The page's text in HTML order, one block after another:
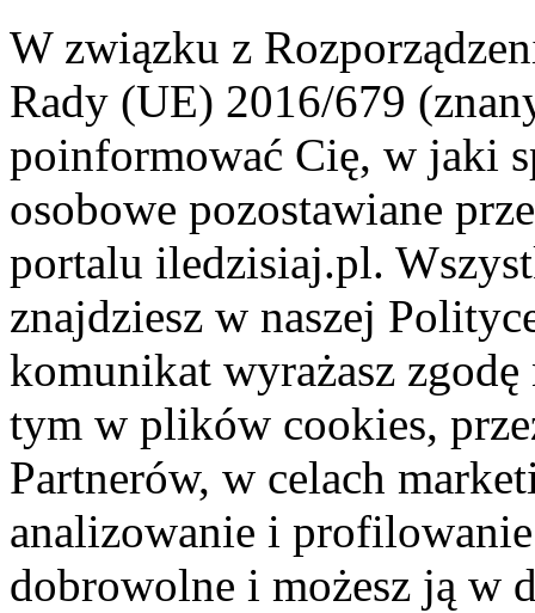
W związku z
Rady (UE) 2016/679
poinformować Cię, w jaki
osobowe pozostawiane
portalu iledzisiaj.pl.
znajdziesz w naszej
komunikat wyrażasz
tym w plików cookies,
Partnerów, w celach
analizowanie i
dobrowolne i możesz ją w